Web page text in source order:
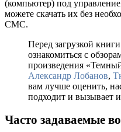
(компьютер) под
можете скачать их без
СМС.
Перед загрузкой
ознакомиться с
произведения
Александр Лобанов,
вам лучше оценить,
подходит и вызывает
Часто задаваемые